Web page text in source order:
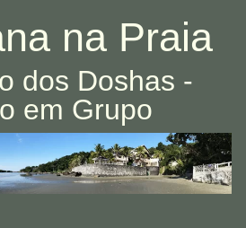
na Praia
dos Doshas -
em Grupo